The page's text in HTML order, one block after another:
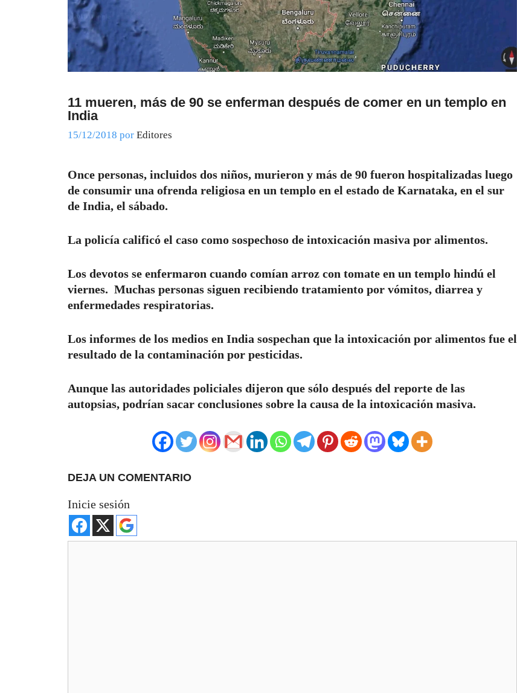
11 mueren, más de 90 se enferman después de comer en un templo en
India
15/12/2018 por Editores
Once personas, incluidos dos niños, murieron y más de 90 fueron hospitalizadas luego
de consumir una ofrenda religiosa en un templo en el estado de Karnataka, en el sur
de India, el sábado.
La policía calificó el caso como sospechoso de intoxicación masiva por alimentos.
Los devotos se enfermaron cuando comían arroz con tomate en un templo hindú el
viernes. Muchas personas siguen recibiendo tratamiento por vómitos, diarrea y
enfermedades respiratorias.
Los informes de los medios en India sospechan que la intoxicación por alimentos fue el
resultado de la contaminación por pesticidas.
Aunque las autoridades policiales dijeron que sólo después del reporte de las
autopsias, podrían sacar conclusiones sobre la causa de la intoxicación masiva.
DEJA UN COMENTARIO
Inicie sesión